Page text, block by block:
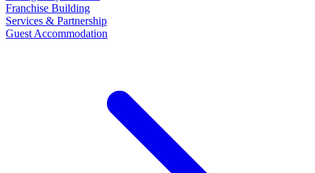
Franchise Building
Services & Partnership
Guest Accommodation